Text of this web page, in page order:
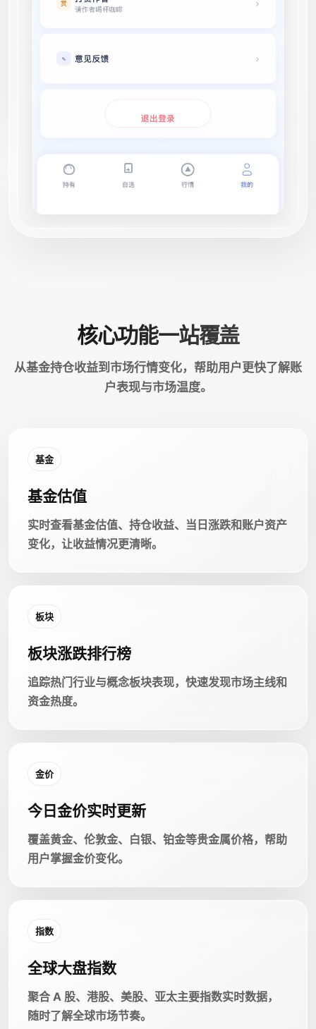
核心功能一站覆盖
从基金持仓收益到市场行情变化，帮助用户更快了解账
户表现与市场温度。
基金
基金估值
实时查看基金估值、持仓收益、当日涨跌和账户资产
变化，让收益情况更清晰。
板块
板块涨跌排行榜
追踪热门行业与概念板块表现，快速发现市场主线和
资金热度。
金价
今日金价实时更新
覆盖黄金、伦敦金、白银、铂金等贵金属价格，帮助
用户掌握金价变化。
指数
全球大盘指数
聚合 A 股、港股、美股、亚太主要指数实时数据，
随时了解全球市场节奏。